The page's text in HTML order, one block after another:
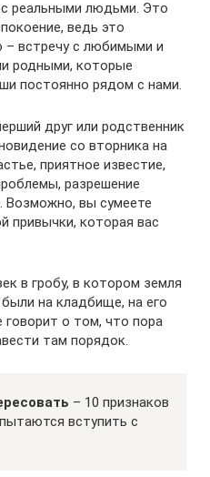
реальными людьми. Это
ведь это
– встречу с любимыми и
родными, которые
постоянно рядом с нами.
друг или родственник
со вторника на
приятное известие,
разрешение
Возможно, вы сумеете
привычки, которая вас
в гробу, в котором земля
на кладбище, на его
говорит о том, что пора
там порядок.
– 10 признаков
вступить с